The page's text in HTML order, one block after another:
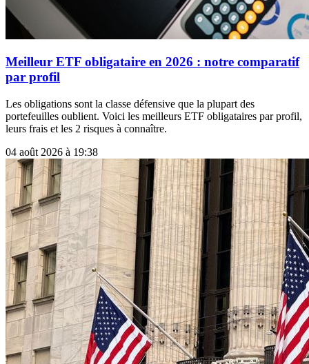
Meilleur ETF obligataire en 2026 : notre comparatif
par profil
Les obligations sont la classe défensive que la plupart des
portefeuilles oublient. Voici les meilleurs ETF obligataires par profil,
leurs frais et les 2 risques à connaître.
04 août 2026 à 19:38